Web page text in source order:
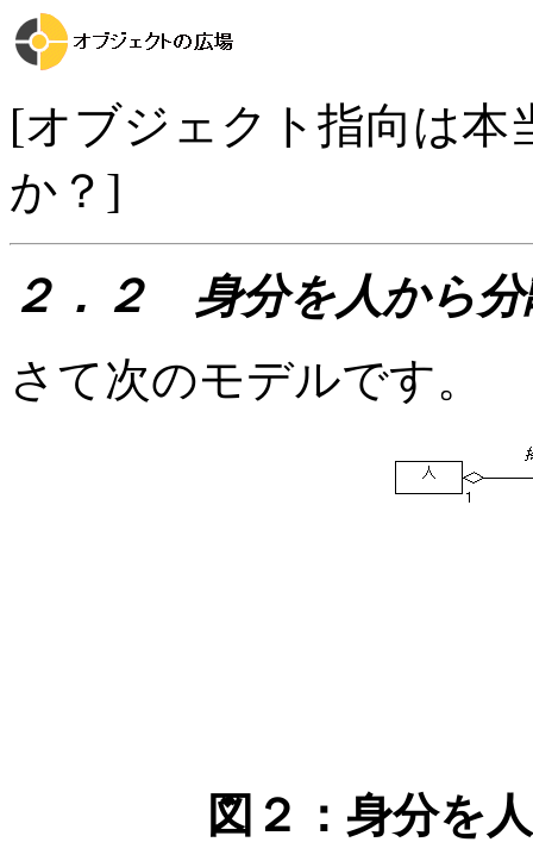
[オブジェクト指向は本
か？]
２．２ 身分を人から
さて次のモデルです。
図２：身分を